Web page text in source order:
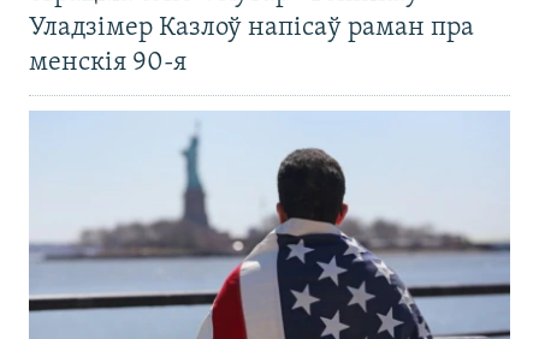
Уладзімер Казлоў напісаў раман пра
менскія 90-я